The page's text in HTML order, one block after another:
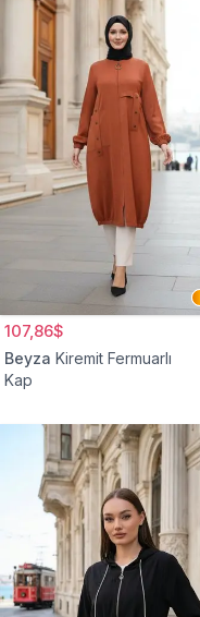
107,86$
Beyza Kiremit Fermuarlı
Kap